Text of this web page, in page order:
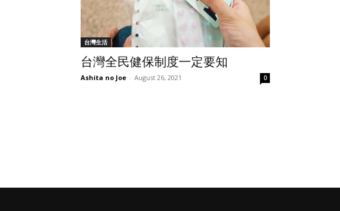
台灣生活
台灣全民健保制度一定要知
Ashita no Joe - August 26, 2021 0